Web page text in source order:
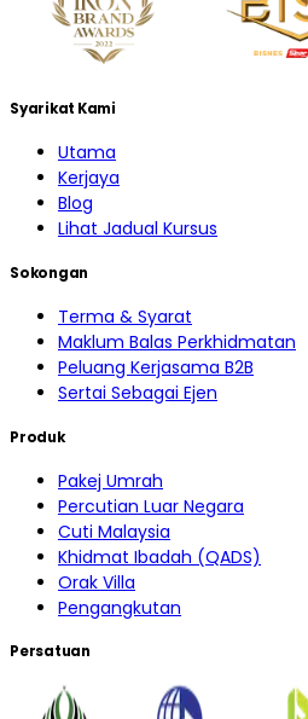
Syarikat Kami
Utama
Kerjaya
Blog
Lihat Jadual Kursus
Sokongan
Terma & Syarat
Maklum Balas Perkhidmatan
Peluang Kerjasama B2B
Sertai Sebagai Ejen
Produk
Pakej Umrah
Percutian Luar Negara
Cuti Malaysia
Khidmat Ibadah (QADS)
Orak Villa
Pengangkutan
Persatuan